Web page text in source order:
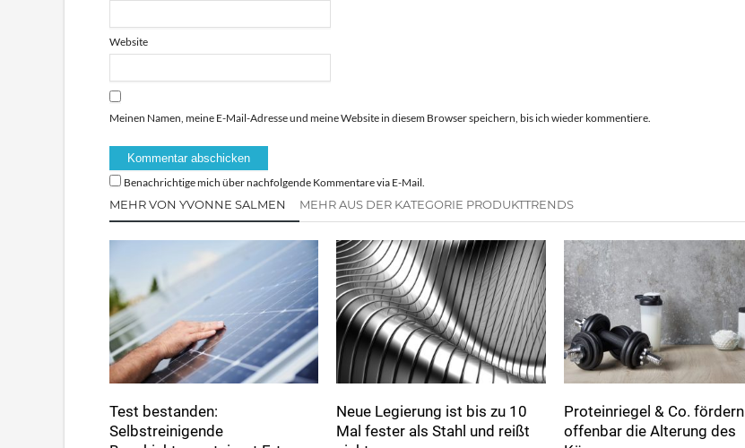
Website
Meinen Namen, meine E-Mail-Adresse und meine Website in diesem Browser speichern, bis ich wieder kommentiere.
Benachrichtige mich über nachfolgende Kommentare via E-Mail.
MEHR VON YVONNE SALMEN MEHR AUS DER KATEGORIE PRODUKTTRENDS
Test bestanden:
Selbstreinigende
Neue Legierung ist bis zu 10
Mal fester als Stahl und reißt
Proteinriegel & Co. fördern
offenbar die Alterung des